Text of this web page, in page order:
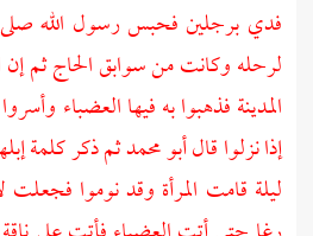
فدي برجلين فحبس رسول الله صلى
لرحله وكانت من سوابق الحاج ثم إن
المدينةفذهبوا به فيها العضباء
إذا نزلوا قال أبو محمد ثم ذكر كلمة
ليلة قامت المرأة وقد نوموا فجعلت